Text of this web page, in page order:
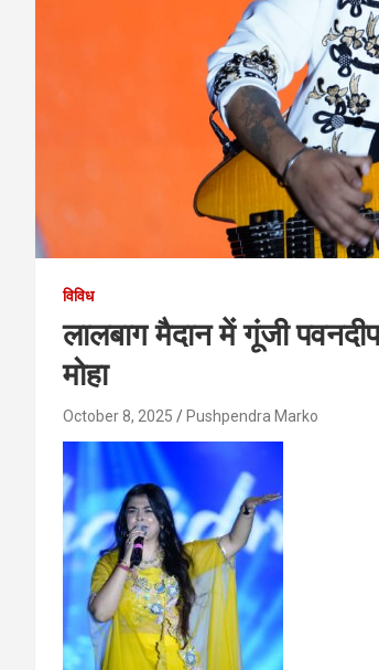
विविध
लालबाग मैदान में गूंजी
मोहा
October 8, 2025 Pushpendra Marko